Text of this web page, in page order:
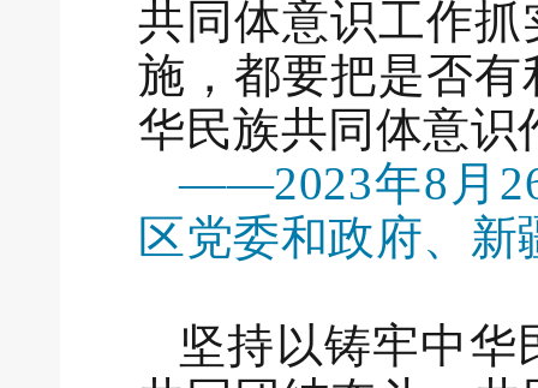
共同体意识工作
施，都要把是否
华民族共同体意识
——2023年8月
区党委和政府、
坚持以铸牢中